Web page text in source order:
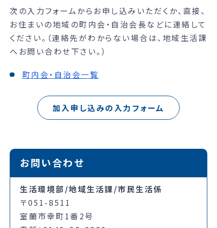
次の入力フォームからお申し込みいただくか、直接、
お住まいの地域の町内会・自治会長などに連絡して
ください。（連絡先がわからない場合は、地域生活課
へお問い合わせ下さい。）
町内会・自治会一覧
加入申し込みの入力フォーム
お問い合わせ
生活環境部/地域生活課/市民生活係
〒051-8511
室蘭市幸町1番2号